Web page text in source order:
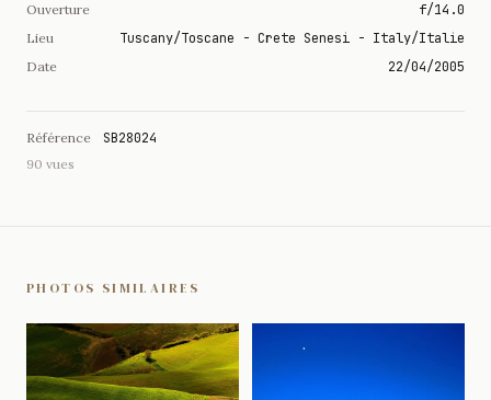
Ouverture f/14.0
Lieu Tuscany/Toscane - Crete Senesi - Italy/Italie
Date 22/04/2005
Référence SB28024
90 vues
PHOTOS SIMILAIRES